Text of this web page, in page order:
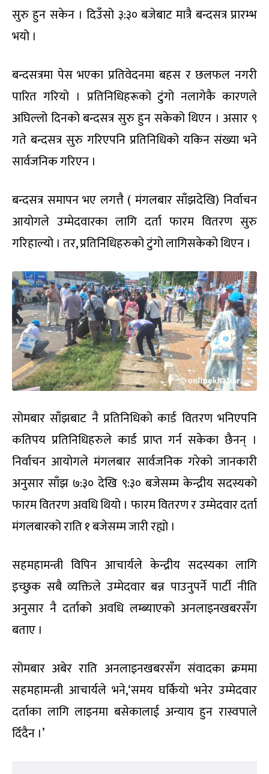
प्रतिनिधि बन्दसत्र सुरु हुने अपेक्षामा प्रतिक्षा गरे । सोमबार
१:१५ बजे बन्दसत्र सकेर निर्वाचनको प्रक्रिया सुरु गर्ने
कार्यतालिका थियो ।
महाधिवेशनको तेस्रो दिन (असार ९) गतेका लागि बन्द सत्रको
समय निर्धारण गरियो । मंगलबार दिउँसो २ बजेबाट बन्दसत्र
सुरु हुन सकेन । दिउँसो ३:३० बजेबाट मात्रै बन्दसत्र प्रारम्भ
भयो ।
बन्दसत्रमा पेस भएका प्रतिवेदनमा बहस र छलफल नगरी
पारित गरियो । प्रतिनिधिहरूको टुंगो नलागेकै कारणले
अघिल्लो दिनको बन्दसत्र सुरु हुन सकेको थिएन । असार ९